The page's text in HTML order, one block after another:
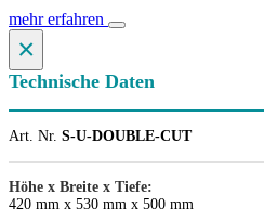
mehr erfahren
×
Technische Daten
Art. Nr. S-U-DOUBLE-CUT
Höhe x Breite x Tiefe:
420 mm x 530 mm x 500 mm